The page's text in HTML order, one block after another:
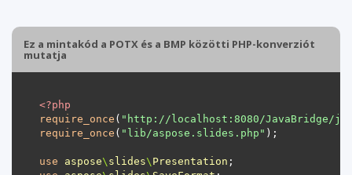
Ez a mintakód a POTX és a BMP közötti PHP-konverziót
mutatja
<?php
require_once ( "http://localhost:8080/JavaBridge/
require_once ( "lib/aspose.slides.php"
use aspose\ slides\ Presentation